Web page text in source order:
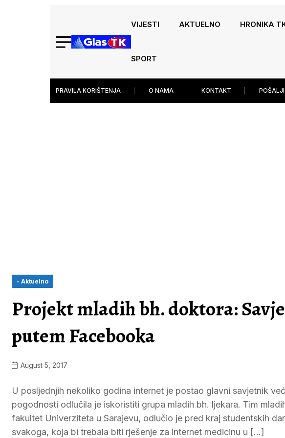
VIJESTI AKTUELNO HRONIKA
SPORT
PRAVILA KORIŠTENJA O NAMA KONTAKT
- Aktuelno
Projekt mladih bh. doktora:
putem Facebooka
August 5, 2017
U posljednjih nekoliko godina internet je postao glavni savjetnik
pogodnosti odlučila je iskoristiti grupa mladih bh. ljekara. Tim
fakultet Univerziteta u Sarajevu, odlučio je pred kraj studentskih
svakoga, koja bi trebala biti rješenje za internet medicinu u […]